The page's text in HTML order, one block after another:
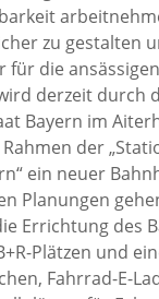
zu gestalten
für die
derzeit durch
Bayern im
der
ein neuer
Planungen
Errichtung des
Plätzen und
Fahrrad-E-